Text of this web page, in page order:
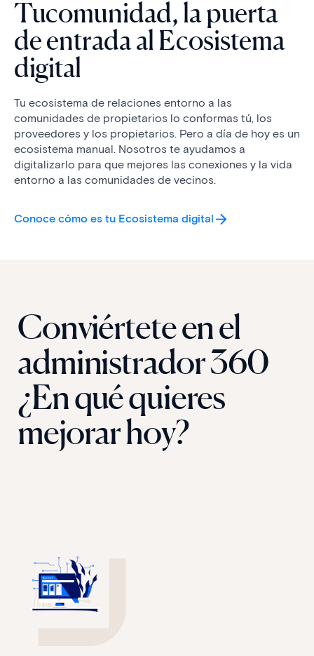
Tucomunidad, la puerta
de entrada al Ecosistema
digital
Tu ecosistema de relaciones entorno a las
comunidades de propietarios lo conformas tú, los
proveedores y los propietarios. Pero a día de hoy es un
ecosistema manual. Nosotros te ayudamos a
digitalizarlo para que mejores las conexiones y la vida
entorno a las comunidades de vecinos.
Conoce cómo es tu Ecosistema digital
Conviértete en el
administrador 360
¿En qué quieres
mejorar hoy?